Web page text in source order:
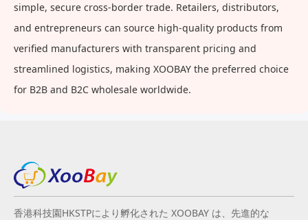
simple, secure cross-border trade. Retailers, distributors,
and entrepreneurs can source high-quality products from
verified manufacturers with transparent pricing and
streamlined logistics, making XOOBAY the preferred choice
for B2B and B2C wholesale worldwide.
香港科技園HKSTPにより孵化された XOOBAY は、先進的な